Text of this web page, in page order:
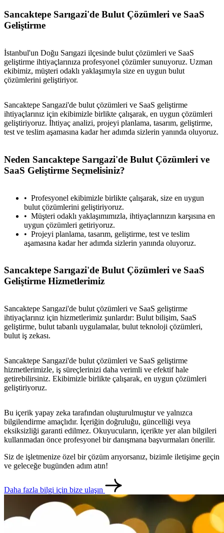
Sancaktepe Sarıgazi'de Bulut Çözümleri ve SaaS
Geliştirme
İstanbul'un Doğu Sarıgazi ilçesinde bulut çözümleri ve SaaS
geliştirme ihtiyaçlarınıza profesyonel çözümler sunuyoruz. Uzman
ekibimiz, müşteri odaklı yaklaşımıyla size en uygun bulut
çözümlerini geliştiriyor.
Sancaktepe Sarıgazi'de bulut çözümleri ve SaaS geliştirme
ihtiyaçlarınız için ekibimizle birlikte çalışarak, en uygun çözümleri
geliştiriyoruz. İhtiyaç analizi, projeyi planlama, tasarım, geliştirme,
test ve teslim aşamasına kadar her adımda sizlerin yanında oluyoruz.
Neden Sancaktepe Sarıgazi'de Bulut Çözümleri ve
SaaS Geliştirme Seçmelisiniz?
Profesyonel ekibimizle birlikte çalışarak, size en uygun
bulut çözümlerini geliştiriyoruz.
Müşteri odaklı yaklaşımımızla, ihtiyaçlarınızın karşısına en
uygun çözümleri getiriyoruz.
Projeyi planlama, tasarım, geliştirme, test ve teslim
aşamasına kadar her adımda sizlerin yanında oluyoruz.
Sancaktepe Sarıgazi'de Bulut Çözümleri ve SaaS
Geliştirme Hizmetlerimiz
Sancaktepe Sarıgazi'de bulut çözümleri ve SaaS geliştirme
ihtiyaçlarınız için hizmetlerimiz şunlardır: Bulut bilişim, SaaS
geliştirme, bulut tabanlı uygulamalar, bulut teknoloji çözümleri,
bulut iş zekası.
Sancaktepe Sarıgazi'de bulut çözümleri ve SaaS geliştirme
hizmetlerimizle, iş süreçlerinizi daha verimli ve efektif hale
getirebilirsiniz. Ekibimizle birlikte çalışarak, en uygun çözümleri
geliştiriyoruz.
Bu içerik yapay zeka tarafından oluşturulmuştur ve yalnızca
bilgilendirme amaçlıdır. İçeriğin doğruluğu, güncelliği veya
eksiksizliği garanti edilmez. Okuyucuların, içerikte yer alan bilgileri
kullanmadan önce profesyonel bir danışmana başvurmaları önerilir.
Siz de işletmenize özel bir çözüm arıyorsanız, bizimle iletişime geçin
ve geleceğe bugünden adım atın!
Daha fazla bilgi için bize ulaşın